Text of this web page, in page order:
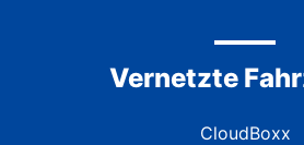
Vernetzte
CloudBoxx